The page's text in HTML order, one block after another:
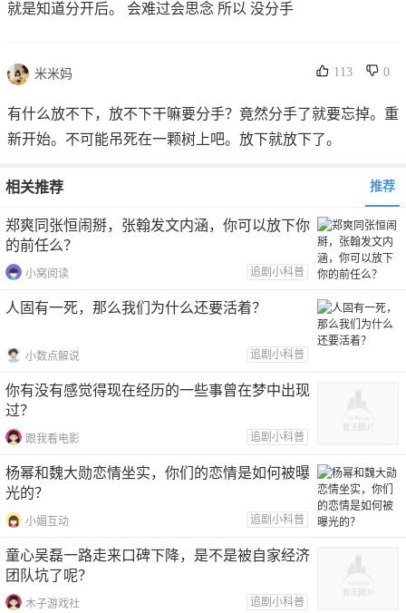
就是知道分开后。 会难过会思念 所以 没分手
米米妈 113 0
有什么放不下，放不下干嘛要分手？竟然分手了就要忘掉。重
新开始。不可能吊死在一颗树上吧。放下就放下了。
相关推荐 推荐
郑爽同张恒闹掰，张翰发文内涵，你可以放下你
的前任么？
小窝阅读 追剧小科普
人固有一死，那么我们为什么还要活着？
小数点解说 追剧小科普
你有没有感觉得现在经历的一些事曾在梦中出现
过？
跟我看电影 追剧小科普
杨幂和魏大勋恋情坐实，你们的恋情是如何被曝
光的？
小媚互动 追剧小科普
童心吴磊一路走来口碑下降，是不是被自家经济
团队坑了呢？
木子游戏社 追剧小科普